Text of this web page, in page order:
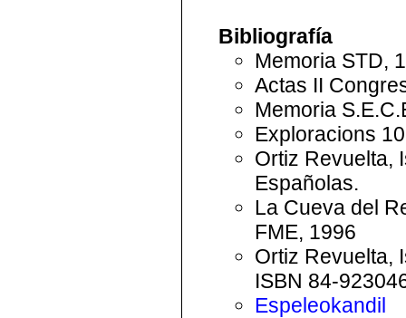
Bibliografía
Memoria STD,
Actas II
Memoria
Exploracions
Ortiz Revuelta,
Españolas.
La Cueva del
FME, 1996
Ortiz Revuelta,
ISBN 84-
Espeleokandil